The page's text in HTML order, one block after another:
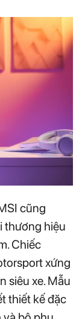
cũng
thương hiệu
Chiếc
xứng
siêu xe. Mẫu
thiết kế đặc